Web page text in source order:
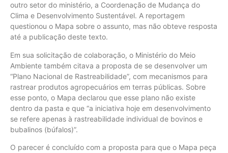
outro setor do ministério, a Coordenação de Mudança do
Clima e Desenvolvimento Sustentável. A reportagem
questionou o Mapa sobre o assunto, mas não obteve resposta
até a publicação deste texto.
Em sua solicitação de colaboração, o Ministério do Meio
Ambiente também citava a proposta de se desenvolver um
“Plano Nacional de Rastreabilidade”, com mecanismos para
rastrear produtos agropecuários em terras públicas. Sobre
esse ponto, o Mapa declarou que esse plano não existe
dentro da pasta e que “a iniciativa hoje em desenvolvimento
se refere apenas à rastreabilidade individual de bovinos e
bubalinos (búfalos)”.
O parecer é concluído com a proposta para que o Mapa peça